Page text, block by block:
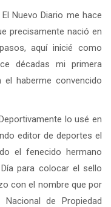
Nuevo Diario me hace
precisamente nació en
aquí inicié como
décadas mi primera
haberme convencido
lo usé en
editor de deportes el
el fenecido hermano
para colocar el sello
con el nombre que por
de Propiedad